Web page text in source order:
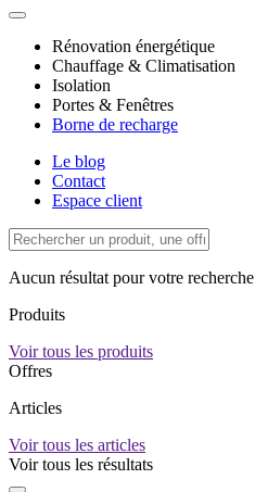
Rénovation énergétique
Chauffage & Climatisation
Isolation
Portes & Fenêtres
Borne de recharge
Le blog
Contact
Espace client
Aucun résultat pour votre recherche
Produits
Voir tous les produits
Offres
Articles
Voir tous les articles
Voir tous les résultats